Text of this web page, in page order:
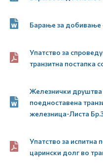
Барање за добивање
Упатство за
транзитна постапка
Железнички друштва
поедноставена
железница-Листа
Упатство за испитна
царински долг во